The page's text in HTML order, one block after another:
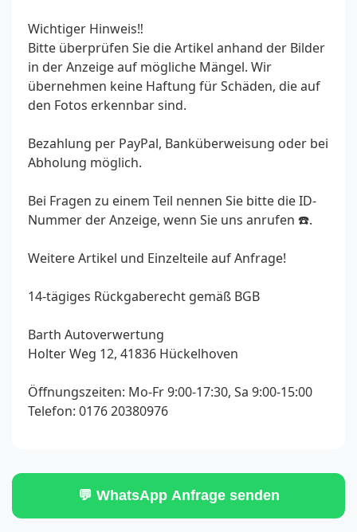
Wichtiger Hinweis‼️
Bitte überprüfen Sie die Artikel anhand der Bilder
in der Anzeige auf mögliche Mängel. Wir
übernehmen keine Haftung für Schäden, die auf
den Fotos erkennbar sind.
Bezahlung per PayPal, Banküberweisung oder bei
Abholung möglich.
Bei Fragen zu einem Teil nennen Sie bitte die ID-
Nummer der Anzeige, wenn Sie uns anrufen ☎️.
Weitere Artikel und Einzelteile auf Anfrage!
14-tägiges Rückgaberecht gemäß BGB
Barth Autoverwertung
Holter Weg 12, 41836 Hückelhoven
Öffnungszeiten: Mo-Fr 9:00-17:30, Sa 9:00-15:00
Telefon: 0176 20380976
💬 WhatsApp Anfrage senden